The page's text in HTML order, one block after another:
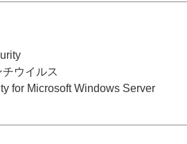
ウイルス
for Microsoft Windows Server